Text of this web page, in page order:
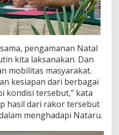
pengamanan Natal
kita laksanakan. Dan
mobilitas masyarakat.
kesiapan dari berbagai
kondisi tersebut,” kata
hasil dari rakor tersebut
menghadapi Nataru.